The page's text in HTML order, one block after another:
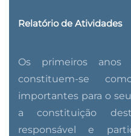
Relatório de Atividades
Os primeiros
constituem-se
importantes para o
a constituição
responsável e